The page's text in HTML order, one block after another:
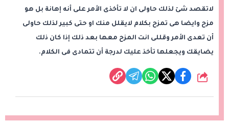
لاتقصد شئ لذلك حاولى ان لا تأخذى الأمر على أنه إهانة بل هو
مزح وايضا هى تمزح بكلام لايقلل منك او حتى كبير لذلك حاولى
أن تعدى الأمر وقللى انت المزح معها بعد ذلك إذا كان ذلك
يضايقك ويجعلها تأخذ عليك لدرجة أن تتمادى فى الكلام.
شارك